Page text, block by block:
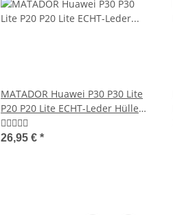
MATADOR Huawei P30 P30 Lite
P20 P20 Lite ECHT-Leder Hülle
Schwarz
26,95 € *